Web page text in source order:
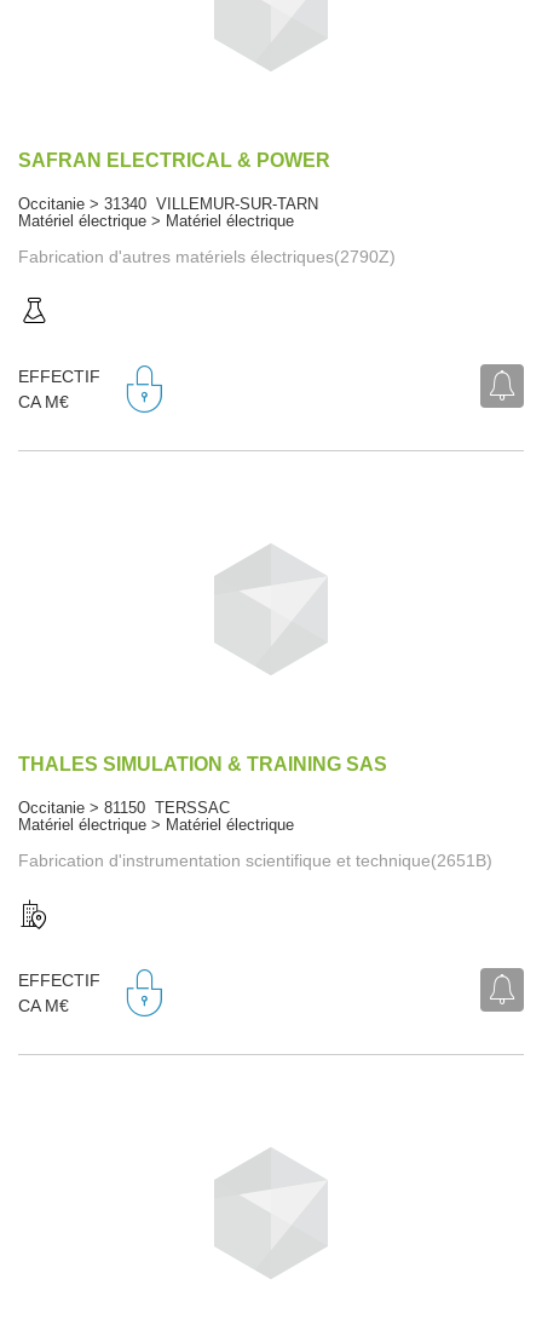
SAFRAN ELECTRICAL & POWER
Occitanie > 31340 VILLEMUR-SUR-TARN
Matériel électrique > Matériel électrique
Fabrication d'autres matériels électriques(2790Z)
EFFECTIF
CA M€
THALES SIMULATION & TRAINING SAS
Occitanie > 81150 TERSSAC
Matériel électrique > Matériel électrique
Fabrication d'instrumentation scientifique et technique(2651B)
EFFECTIF
CA M€